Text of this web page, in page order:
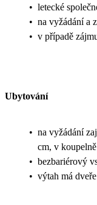
• letecké
• na vyžádání a
• v případě
Ubytování
• na vyžádání
cm, v
• bezbariérový
• výtah má